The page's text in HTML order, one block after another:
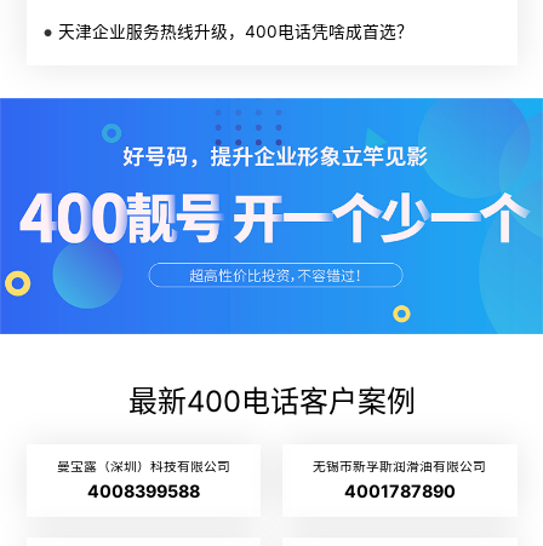
天津企业服务热线升级，400电话凭啥成首选？
最新400电话客户案例
曼宝露（深圳）科技有限公司
4008399588
无锡市新孚斯润滑油有限公司
4001787890